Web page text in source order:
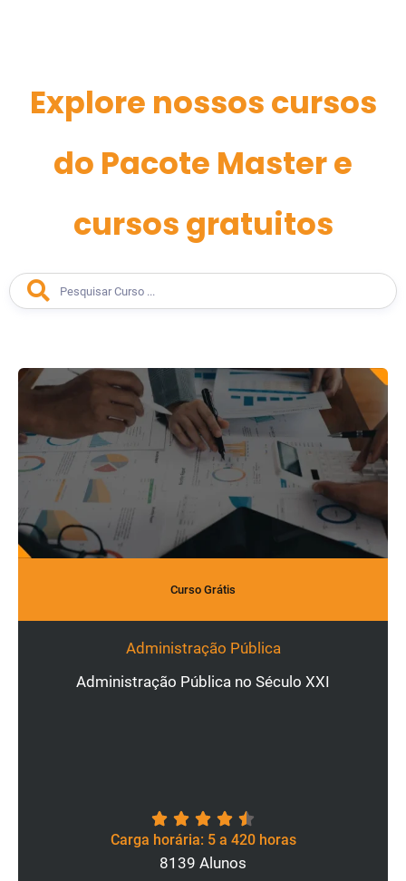
Explore nossos cursos
do Pacote Master e
cursos gratuitos
Curso Grátis
Administração Pública
Administração Pública no Século XXI
Carga horária: 5 a 420 horas
8139 Alunos